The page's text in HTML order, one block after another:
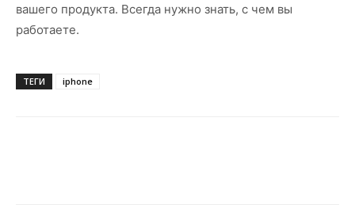
вашего продукта. Всегда нужно знать, с чем вы
работаете.
ТЕГИ iphone